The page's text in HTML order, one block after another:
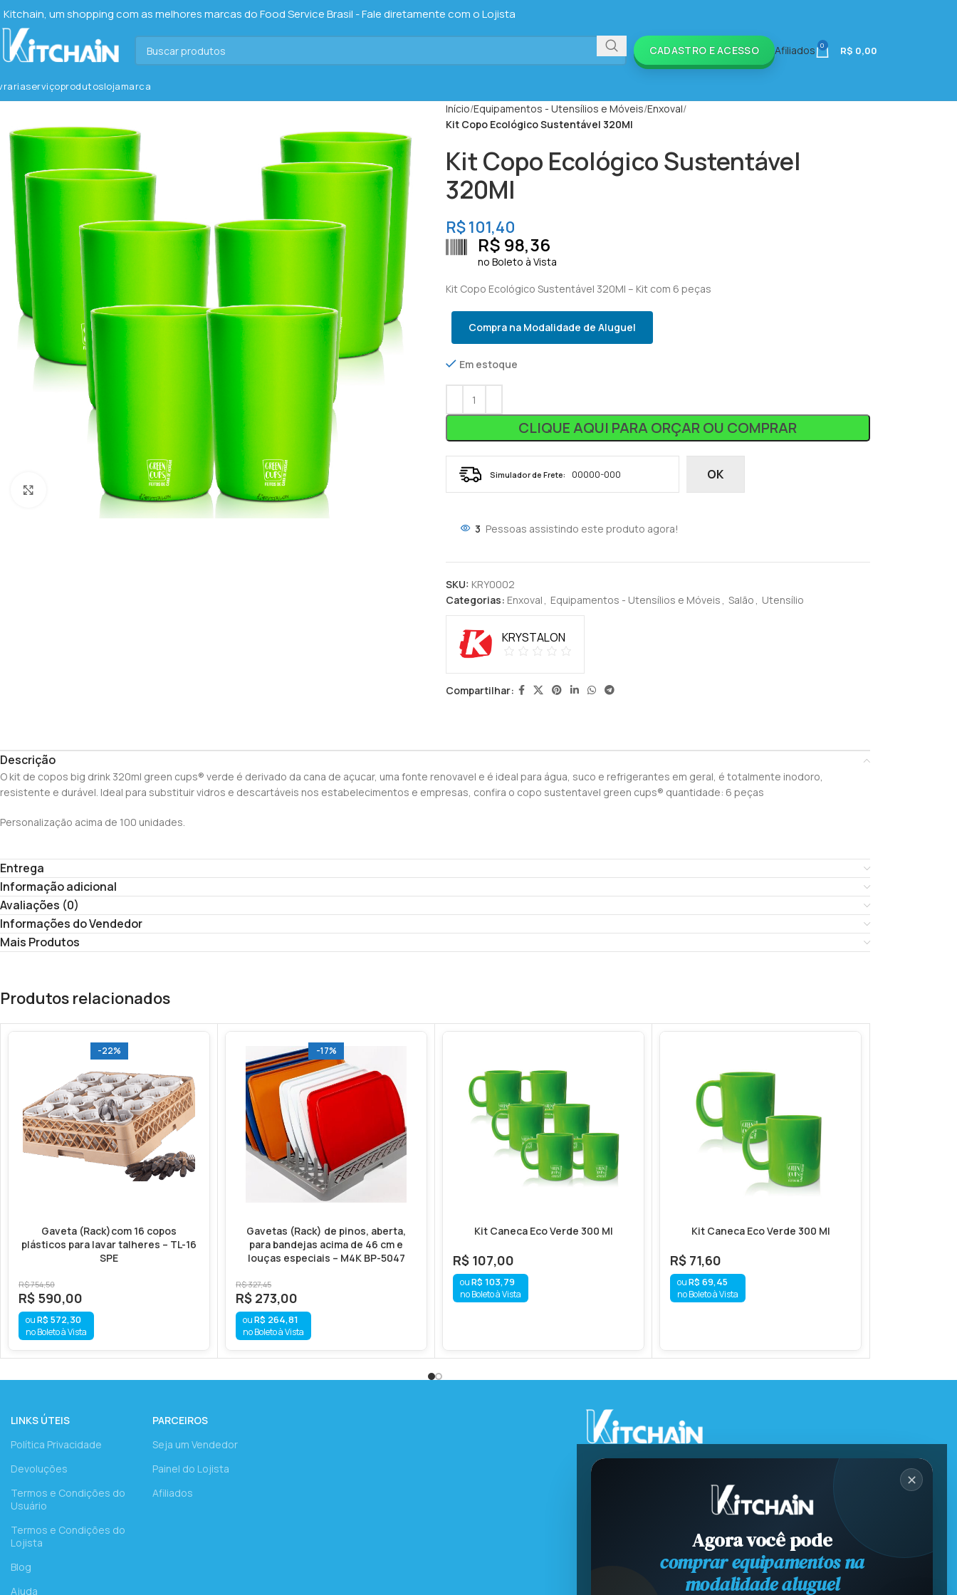
Kitchain, um shopping com as melhores marcas do Food Service Brasil - Fale diretamente com o Lojista
CADASTRO E ACESSO Afiliados 0 R$ 0,00
serviçoprodutoslojamarca
Clique para ampliar
Início Equipamentos - Utensílios e Móveis Enxoval
Kit Copo Ecológico Sustentável 320Ml
Kit Copo Ecológico Sustentável
320Ml
R$101,40
R$ 98,36
no Boleto à Vista
Kit Copo Ecológico Sustentável 320Ml – Kit com 6 peças
Compra na Modalidade de Aluguel
Em estoque
CLIQUE AQUI PARA ORÇAR OU COMPRAR
Simulador de Frete: OK
3 Pessoas assistindo este produto agora!
SKU: KRY0002
Categorias: Enxoval , Equipamentos - Utensílios e Móveis , Salão , Utensílio
KRYSTALON
Compartilhar:
Descrição
O kit de copos big drink 320ml green cups® verde é derivado da cana de açucar, uma fonte renovavel e é ideal para água, suco e refrigerantes em geral, é totalmente inodoro,
resistente e durável. Ideal para substituir vidros e descartáveis nos estabelecimentos e empresas, confira o copo sustentavel green cups® quantidade: 6 peças
Personalização acima de 100 unidades.
Entrega
Informação adicional
Avaliações (0)
Informações do Vendedor
Mais Produtos
Produtos relacionados
-22%
Gaveta (Rack)com 16 copos
plásticos para lavar talheres – TL-16
SPE
R$754,50
R$ 590,00
R$ 572,30
no Boleto à Vista
-17%
Gavetas (Rack) de pinos, aberta,
para bandejas acima de 46 cm e
louças especiais – M4K BP-5047
R$327,45
R$ 273,00
R$ 264,81
no Boleto à Vista
Kit Caneca Eco Verde 300 Ml
R$ 107,00
R$ 103,79
no Boleto à Vista
Kit Caneca Eco Verde 300 Ml
R$ 71,60
R$ 69,45
no Boleto à Vista
LINKS ÚTEIS
Política Privacidade
Devoluções
Termos e Condições do
Usuário
Termos e Condições do
Lojista
Blog
Ajuda
PARCEIROS
Seja um Vendedor
Painel do Lojista
Afiliados
✕
Agora você pode
comprar equipamentos na
modalidade aluguel